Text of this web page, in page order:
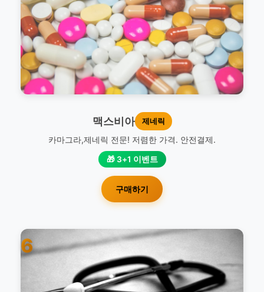
맥스비아 제네릭
카마그라,제네릭 전문! 저렴한 가격. 안전결제.
🎁 3+1 이벤트
구매하기
6